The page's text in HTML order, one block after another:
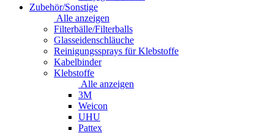
Zubehör/Sonstige
Alle anzeigen
Filterbälle/Filterballs
Glasseidenschläuche
Reinigungssprays für Klebstoffe
Kabelbinder
Klebstoffe
Alle anzeigen
3M
Weicon
UHU
Pattex